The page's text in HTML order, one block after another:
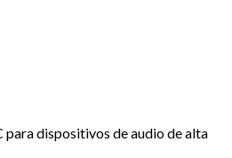
para dispositivos de audio de alta